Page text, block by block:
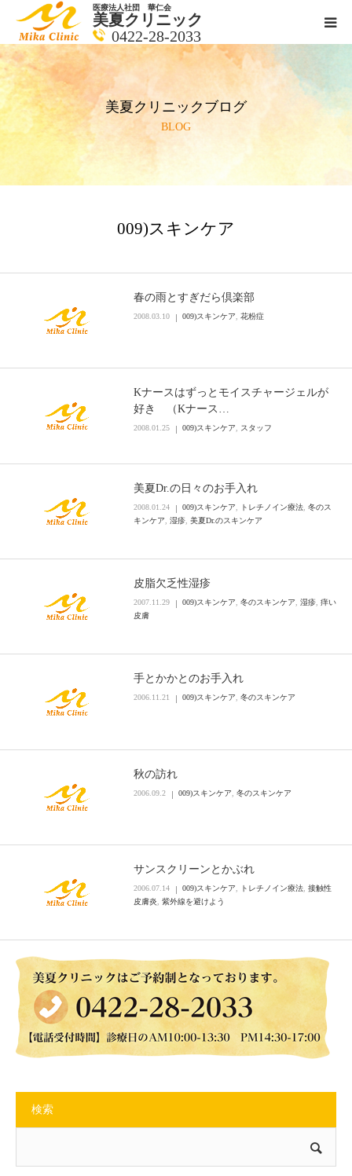
医療法人社団 華仁会
美夏クリニック
0422-28-2033
美夏クリニックブログ
BLOG
009)スキンケア
春の雨とすぎだら倶楽部
2008.03.10 009)スキンケア 花粉症
Kナースはずっとモイスチャージェルが
好き （Kナース…
2008.01.25 009)スキンケア, スタッフ
美夏Dr.の日々のお手入れ
2008.01.24 009)スキンケア トレチノイン療法 冬のス
キンケア
湿疹 美夏Dr.のスキンケア
皮脂欠乏性湿疹
2007.11.29 009)スキンケア 冬のスキンケア 湿疹 痒い
皮膚
手とかかとのお手入れ
2006.11.21 009)スキンケア, 冬のスキンケア
秋の訪れ
2006.09.2 009)スキンケア 冬のスキンケア
サンスクリーンとかぶれ
2006.07.14 009)スキンケア トレチノイン療法 接触性
皮膚炎
紫外線を避けよう
検索
医師紹介
診療科目
クリニックの紹介
料金一覧 new